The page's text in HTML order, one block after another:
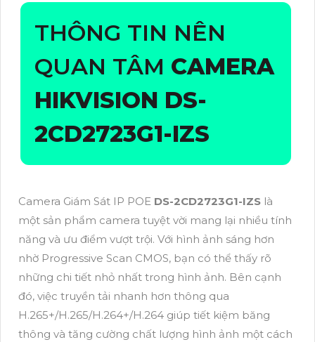
THÔNG TIN NÊN
QUAN TÂM CAMERA
HIKVISION DS-
2CD2723G1-IZS
Camera Giám Sát IP POE DS-2CD2723G1-IZS là
một sản phẩm camera tuyệt vời mang lại nhiều tính
năng và ưu điểm vượt trội. Với hình ảnh sáng hơn
nhờ Progressive Scan CMOS, bạn có thể thấy rõ
những chi tiết nhỏ nhất trong hình ảnh. Bên cạnh
đó, việc truyền tải nhanh hơn thông qua
H.265+/H.265/H.264+/H.264 giúp tiết kiệm băng
thông và tăng cường chất lượng hình ảnh một cách